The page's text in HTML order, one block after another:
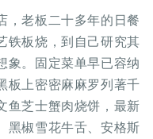
，老板二十多年的日餐
铁板烧，到自己研究其
象。固定菜单早已容纳
板上密密麻麻罗列著千
鱼芝士蟹肉烧饼，最新
黑椒雪花牛舌、安格斯